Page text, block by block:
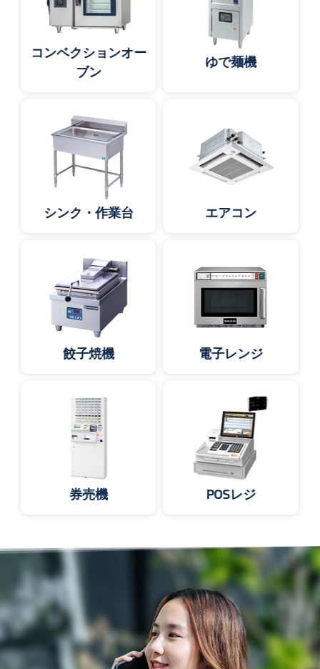
コンベクションオー
ブン
ゆで麺機
シンク・作業台 エアコン
餃子焼機 電子レンジ
券売機 POSレジ